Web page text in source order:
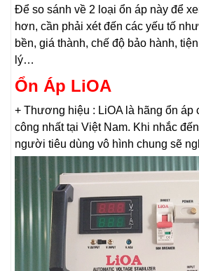
Để so sánh về 2 loại ổn áp này để
hơn, cần phải xét đến các yếu tố
bền, giá thành, chế độ bảo hành,
lý…
Ổn Áp LiOA
+ Thương hiệu : LiOA là hãng ổn áp
công nhất tại Việt Nam. Khi nhắc
người tiêu dùng vô hình chung sẽ